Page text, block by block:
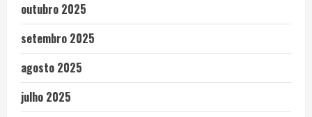
outubro 2025
setembro 2025
agosto 2025
julho 2025